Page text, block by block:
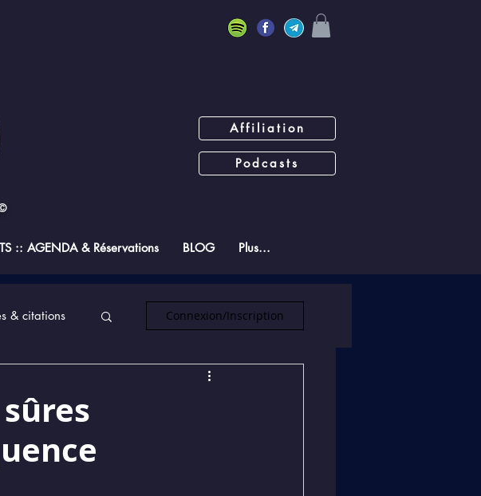
Affiliation
Podcasts
:: AGENDA & Réservations BLOG Plus...
& citations Connexion/Inscription